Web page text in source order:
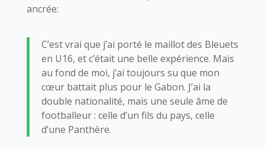
ancrée:
C’est vrai que j’ai porté le maillot des Bleuets
en U16, et c’était une belle expérience. Mais
au fond de moi, j’ai toujours su que mon
cœur battait plus pour le Gabon. J’ai la
double nationalité, mais une seule âme de
footballeur : celle d’un fils du pays, celle
d’une Panthère.